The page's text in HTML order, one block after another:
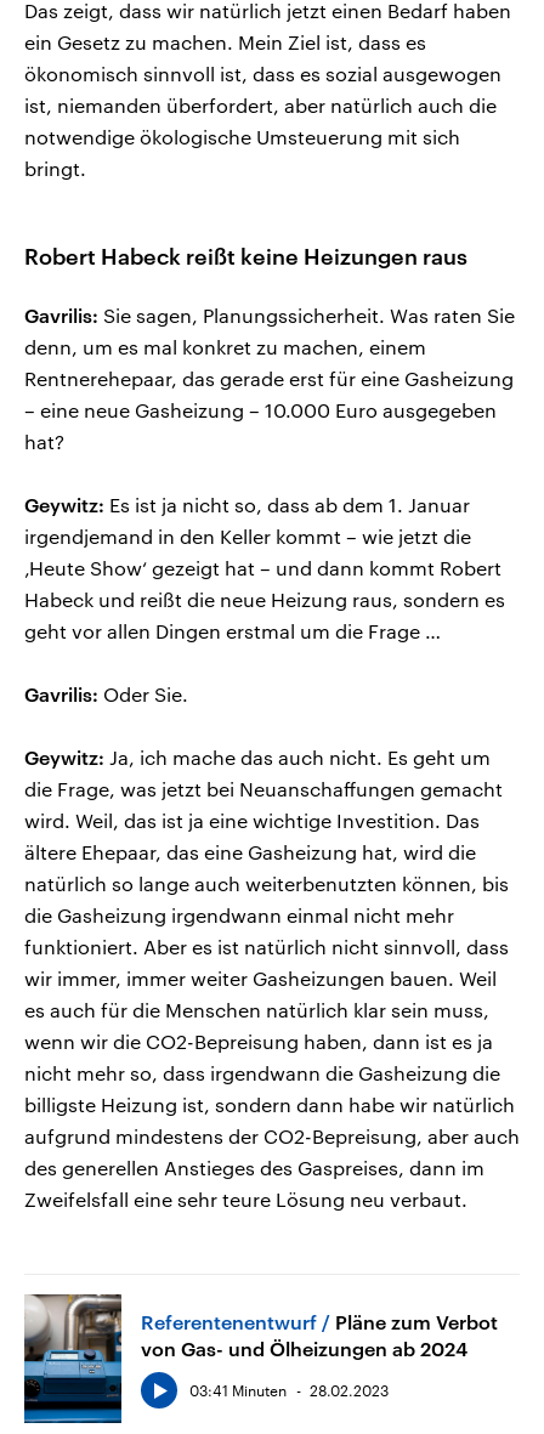
Das zeigt, dass wir natürlich jetzt einen Bedarf haben
ein Gesetz zu machen. Mein Ziel ist, dass es
ökonomisch sinnvoll ist, dass es sozial ausgewogen
ist, niemanden überfordert, aber natürlich auch die
notwendige ökologische Umsteuerung mit sich
bringt.
Robert Habeck reißt keine Heizungen raus
Gavrilis: Sie sagen, Planungssicherheit. Was raten Sie
denn, um es mal konkret zu machen, einem
Rentnerehepaar, das gerade erst für eine Gasheizung
– eine neue Gasheizung – 10.000 Euro ausgegeben
hat?
Geywitz: Es ist ja nicht so, dass ab dem 1. Januar
irgendjemand in den Keller kommt – wie jetzt die
‚Heute Show‘ gezeigt hat – und dann kommt Robert
Habeck und reißt die neue Heizung raus, sondern es
geht vor allen Dingen erstmal um die Frage …
Gavrilis: Oder Sie.
Geywitz: Ja, ich mache das auch nicht. Es geht um
die Frage, was jetzt bei Neuanschaffungen gemacht
wird. Weil, das ist ja eine wichtige Investition. Das
ältere Ehepaar, das eine Gasheizung hat, wird die
natürlich so lange auch weiterbenutzten können, bis
die Gasheizung irgendwann einmal nicht mehr
funktioniert. Aber es ist natürlich nicht sinnvoll, dass
wir immer, immer weiter Gasheizungen bauen. Weil
es auch für die Menschen natürlich klar sein muss,
wenn wir die CO2-Bepreisung haben, dann ist es ja
nicht mehr so, dass irgendwann die Gasheizung die
billigste Heizung ist, sondern dann habe wir natürlich
aufgrund mindestens der CO2-Bepreisung, aber auch
des generellen Anstieges des Gaspreises, dann im
Zweifelsfall eine sehr teure Lösung neu verbaut.
Referentenentwurf
Pläne zum Verbot
von Gas- und Ölheizungen ab 2024
03:41 Minuten 28.02.2023